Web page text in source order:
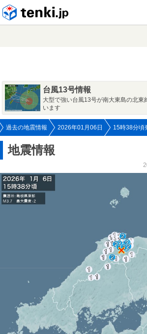
台風13号情報
大型で強い台風13号が南大東島の北
います
過去の地震情報 2026年01月06日 15時38分頃
地震情報